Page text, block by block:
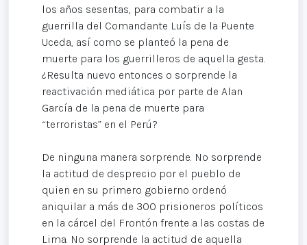
los años sesentas, para combatir a la
guerrilla del Comandante Luís de la Puente
Uceda, así como se planteó la pena de
muerte para los guerrilleros de aquella gesta.
¿Resulta nuevo entonces o sorprende la
reactivación mediática por parte de Alan
García de la pena de muerte para
“terroristas” en el Perú?
De ninguna manera sorprende. No sorprende
la actitud de desprecio por el pueblo de
quien en su primero gobierno ordenó
aniquilar a más de 300 prisioneros políticos
en la cárcel del Frontón frente a las costas de
Lima. No sorprende la actitud de aquella